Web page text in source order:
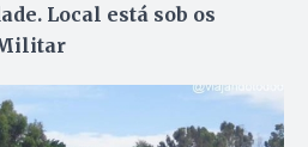
Local está sob os